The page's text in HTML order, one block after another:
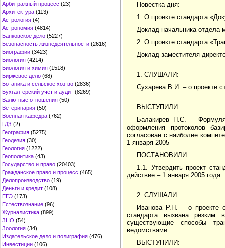
Арбитражный процесс (23)
Архитектура (113)
Астрология (4)
Астрономия (4814)
Банковское дело (5227)
Безопасность жизнедеятельности (2616)
Биографии (3423)
Биология (4214)
Биология и химия (1518)
Биржевое дело (68)
Ботаника и сельское хоз-во (2836)
Бухгалтерский учет и аудит (8269)
Валютные отношения (50)
Ветеринария (50)
Военная кафедра (762)
ГДЗ (2)
География (5275)
Геодезия (30)
Геология (1222)
Геополитика (43)
Государство и право (20403)
Гражданское право и процесс (465)
Делопроизводство (19)
Деньги и кредит (108)
ЕГЭ (173)
Естествознание (96)
Журналистика (899)
ЗНО (54)
Зоология (34)
Издательское дело и полиграфия (476)
Инвестиции (106)
Повестка дня:
1. О проекте стандарта
Доклад начальника отдела
2. О проекте стандарта
Доклад заместителя
1. СЛУШАЛИ:
Сухарева В.И. – о проекте
ВЫСТУПИЛИ:
Балакирев П.С. –
оформления протоколов
согласован с наиболее
1 января 2005
ПОСТАНОВИЛИ:
1.1. Утвердить проект
действие – 1 января 2005 года.
2. СЛУШАЛИ:
Иванова Р.Н. – о проекте
стандарта вызвана резким
существующие способы
ведомствами.
ВЫСТУПИЛИ: